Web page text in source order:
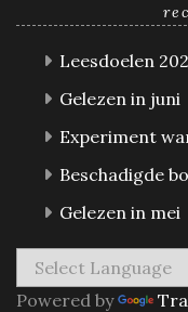
Leesdoelen
Gelezen in juni
Experiment
Beschadigde
Gelezen in mei
Powered by